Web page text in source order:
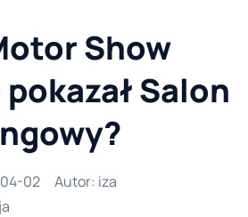
Show
pokazał Salon
02 Autor: iza